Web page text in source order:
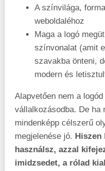
A színvilága,
weboldaléhoz
Maga a logó
színvonalat (amit
szavakba önteni,
modern és
Alapvetően nem a
vállalkozásodba. De ha
mindenképp célszerű
megjelenése jó.
használsz, azzal
imidzsedet, a rólad